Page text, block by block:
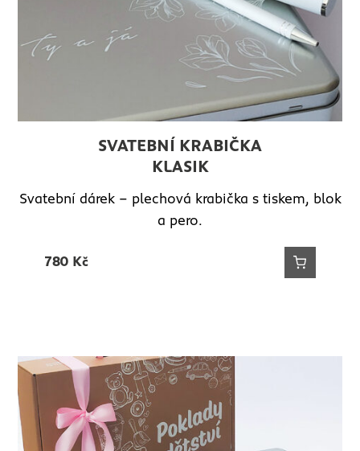
SVATEBNÍ KRABIČKA
KLASIK
Svatební dárek – plechová krabička s tiskem, blok
a pero.
780Kč